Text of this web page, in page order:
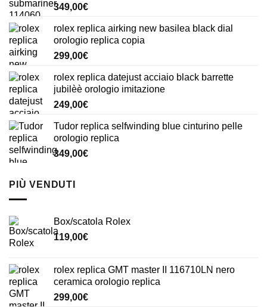
349,00€
rolex replica airking new basilea black dial
orologio replica copia
299,00€
rolex replica datejust acciaio black barrette
jubilèè orologio imitazione
249,00€
Tudor replica selfwinding blue cinturino pelle
orologio replica
349,00€
PIÙ VENDUTI
Box/scatola Rolex
119,00€
rolex replica GMT master II 116710LN nero
ceramica orologio replica
299,00€